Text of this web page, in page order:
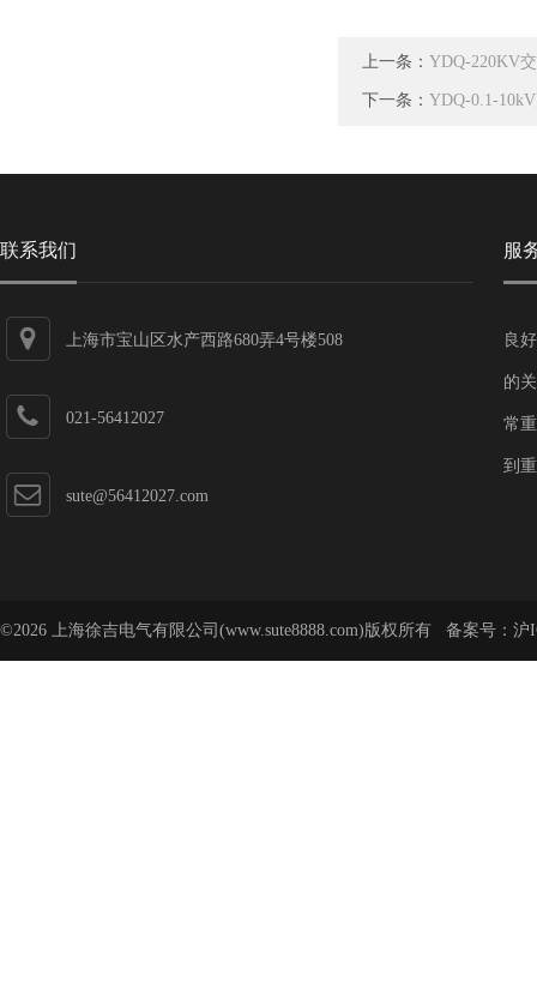
上一条： YDQ-220KV
下一条： YDQ-0.1-
联系我们
上海市宝山区水产西路680弄4号楼508
021-56412027
sute@56412027.com
服
良
的
常
到
©2026 上海徐吉电气有限公司(www.sute8888.com)版权所有 备案号： 沪